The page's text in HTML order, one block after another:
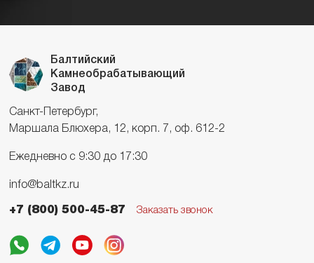
Балтийский
Камнеобрабатывающий
Завод
Санкт-Петербург,
Маршала Блюхера, 12, корп. 7, оф. 612-2
Ежедневно с 9:30 до 17:30
info@baltkz.ru
+7 (800) 500-45-87 Заказать звонок